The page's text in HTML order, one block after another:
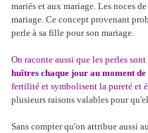
mariés et aux mariage. Les noces
mariage. Ce concept provenant
perle à sa fille pour son mariage.
On raconte aussi que les perles sont
huîtres chaque jour au moment de
fertilité et symbolisent la pureté et
plusieurs raisons valables pour
Sans compter qu'on attribue aussi